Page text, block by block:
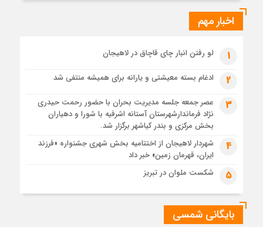
4 هفته قبل
4 هفته قبل
رئوف
تصاویر هوایی مراسم تشییع پیکر مطهر آقای شهید ایران – مشهد
مراسم تشییع پیکر مطهر آقای شهید ایران – مشهد
تصاویری از تراکم جمعیت حاضر در میدان ثورهالعشرین نجف
اشرف
اخبار مهم
1 لو رفتن انبار چای قاچاق در لاهیجان
2 ادغام بسته معیشتی و یارانه برای همیشه منتفی شد
3
عصر جمعه جلسه مدیریت بحران با حضور رحمت حیدری
نژاد فرماندارشهرستان آستانه اشرفیه با شورا و دهیاران
بخش مرکزی و بندر کیاشهر برگزار شد.
4
شهردار لاهیجان از اختتامیه بخش شهری جشنواره «فرزند
ایران، قهرمان زمین» خبر داد
5 شکست ملوان در تبریز
بایگانی شمسی